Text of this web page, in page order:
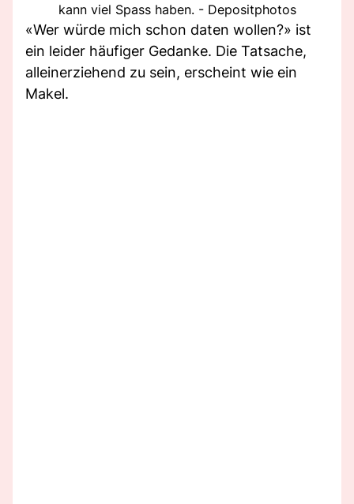
kann viel Spass haben. - Depositphotos
«Wer würde mich schon daten wollen?» ist
ein leider häufiger Gedanke. Die Tatsache,
alleinerziehend zu sein, erscheint wie ein
Makel.